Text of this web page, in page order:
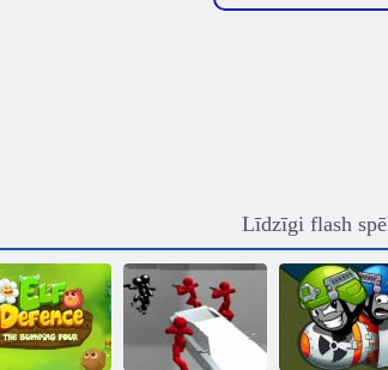
Līdzīgi flash